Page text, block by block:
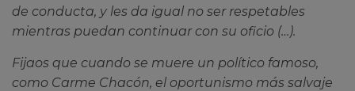
de conducta, y les da igual no ser respetables
mientras puedan continuar con su oficio (…).
Fijaos que cuando se muere un político famoso,
como Carme Chacón, el oportunismo más salvaje